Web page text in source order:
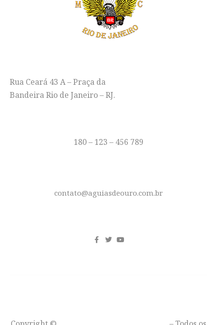
Rua Ceará 43 A – Praça da
Bandeira Rio de Janeiro – RJ.
180 – 123 – 456 789
contato@aguiasdeouro.com.br